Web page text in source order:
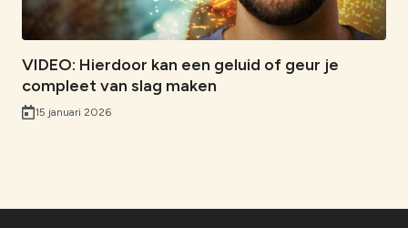
VIDEO: Hierdoor kan een geluid of geur je
compleet van slag maken
15 januari 2026